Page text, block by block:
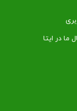
ما در ایتا